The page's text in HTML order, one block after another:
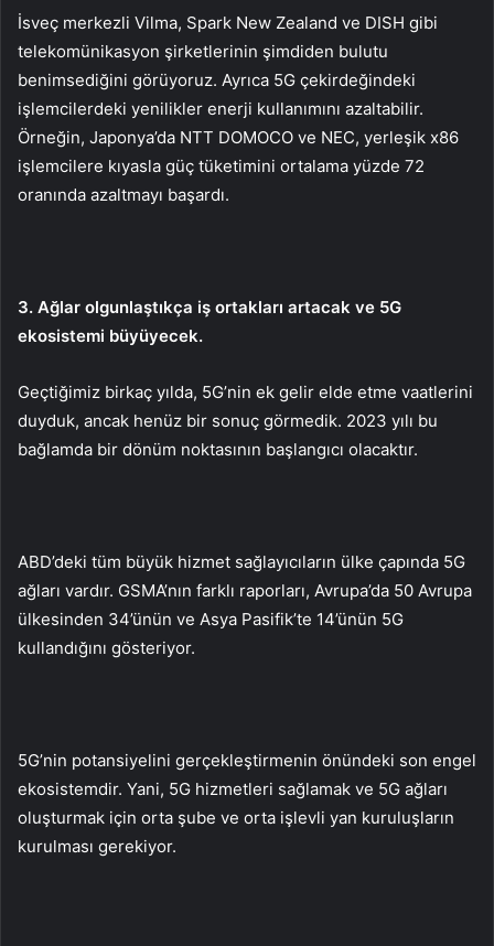
İsveç merkezli Vilma, Spark New Zealand ve DISH gibi
telekomünikasyon şirketlerinin şimdiden bulutu
benimsediğini görüyoruz. Ayrıca 5G çekirdeğindeki
işlemcilerdeki yenilikler enerji kullanımını azaltabilir.
Örneğin, Japonya’da NTT DOMOCO ve NEC, yerleşik x86
işlemcilere kıyasla güç tüketimini ortalama yüzde 72
oranında azaltmayı başardı.
3. Ağlar olgunlaştıkça iş ortakları artacak ve 5G
ekosistemi büyüyecek.
Geçtiğimiz birkaç yılda, 5G’nin ek gelir elde etme vaatlerini
duyduk, ancak henüz bir sonuç görmedik. 2023 yılı bu
bağlamda bir dönüm noktasının başlangıcı olacaktır.
ABD’deki tüm büyük hizmet sağlayıcıların ülke çapında 5G
ağları vardır. GSMA’nın farklı raporları, Avrupa’da 50 Avrupa
ülkesinden 34’ünün ve Asya Pasifik’te 14’ünün 5G
kullandığını gösteriyor.
5G’nin potansiyelini gerçekleştirmenin önündeki son engel
ekosistemdir. Yani, 5G hizmetleri sağlamak ve 5G ağları
oluşturmak için orta şube ve orta işlevli yan kuruluşların
kurulması gerekiyor.